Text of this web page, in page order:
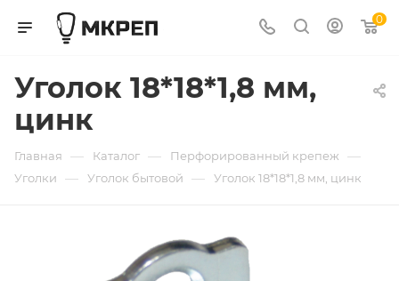
0
Уголок 18*18*1,8 мм,
цинк
Главная — Каталог — Перфорированный крепеж —
Уголки — Уголок бытовой — Уголок 18*18*1,8 мм, цинк